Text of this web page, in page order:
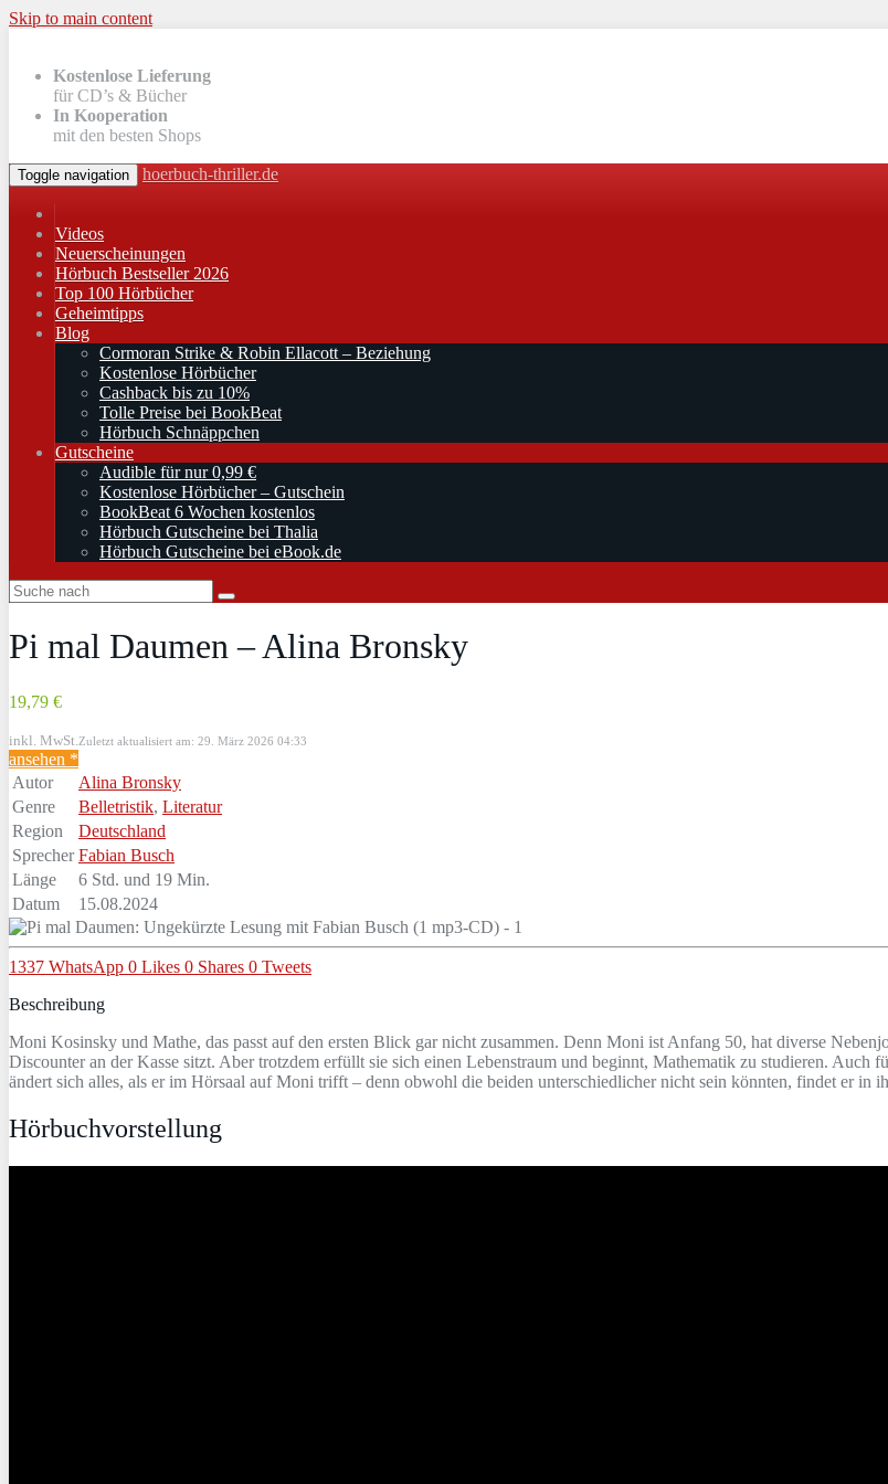
Skip to main content
Kostenlose Lieferung
für CD’s & Bücher
In Kooperation
mit den besten Shops
Toggle navigation hoerbuch-thriller.de
Videos
Neuerscheinungen
Hörbuch Bestseller 2026
Top 100 Hörbücher
Geheimtipps
Blog
Cormoran Strike & Robin Ellacott – Beziehung
Kostenlose Hörbücher
Cashback bis zu 10%
Tolle Preise bei BookBeat
Hörbuch Schnäppchen
Gutscheine
Audible für nur 0,99 €
Kostenlose Hörbücher – Gutschein
BookBeat 6 Wochen kostenlos
Hörbuch Gutscheine bei Thalia
Hörbuch Gutscheine bei eBook.de
Pi mal Daumen – Alina Bronsky
19,79 €
inkl. MwSt. Zuletzt aktualisiert am: 29. März 2026 04:33
ansehen *
Autor
Alina Bronsky
Genre
Belletristik, Literatur
Region
Deutschland
Sprecher Fabian Busch
Länge
6 Std. und 19 Min.
Datum
15.08.2024
1337 WhatsApp 0 Likes 0 Shares 0 Tweets
Beschreibung
Moni Kosinsky und Mathe, das passt auf den ersten Blick gar nicht zusammen. Denn Moni ist Anfang 50, hat diverse
Discounter an der Kasse sitzt. Aber trotzdem erfüllt sie sich einen Lebenstraum und beginnt, Mathematik zu studieren. Auch
ändert sich alles, als er im Hörsaal auf Moni trifft – denn obwohl die beiden unterschiedlicher nicht sein könnten, findet er in
Hörbuchvorstellung